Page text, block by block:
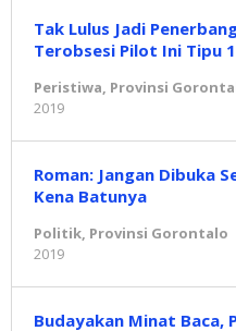
Tak Lulus Jadi
Terobsesi Pilot Ini Tipu
Peristiwa, Provinsi
2019
Roman: Jangan Dibuka
Kena Batunya
Politik, Provinsi Gorontalo
2019
Budayakan Minat Baca,